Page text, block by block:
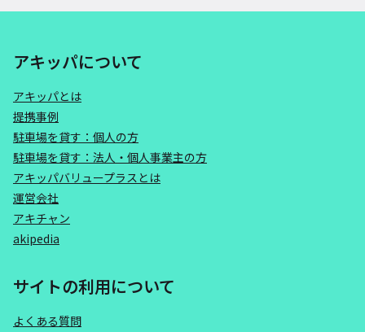
アキッパについて
アキッパとは
提携事例
駐車場を貸す：個人の方
駐車場を貸す：法人・個人事業主の方
アキッパバリュープラスとは
運営会社
アキチャン
akipedia
サイトの利用について
よくある質問